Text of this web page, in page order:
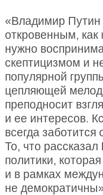
«Владимир
откровенным, как
нужно
скептицизмом и
популярной
цепляющей
преподносит
и ее интересов.
всегда
То, что
политики,
и в рамках
не